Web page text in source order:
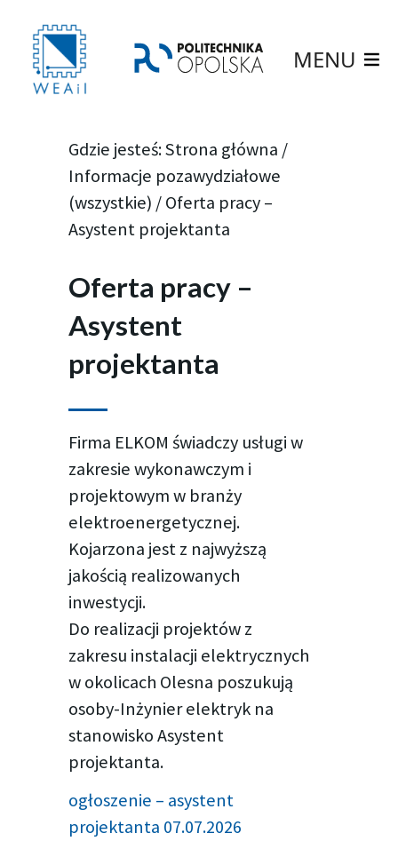
MENU
Gdzie jesteś:Strona główna /
Informacje pozawydziałowe
(wszystkie) /Oferta pracy –
Asystent projektanta
Oferta pracy –
Asystent
projektanta
Firma ELKOM świadczy usługi w
zakresie wykonawczym i
projektowym w branży
elektroenergetycznej.
Kojarzona jest z najwyższą
jakością realizowanych
inwestycji.
Do realizacji projektów z
zakresu instalacji elektrycznych
w okolicach Olesna poszukują
osoby-Inżynier elektryk na
stanowisko Asystent
projektanta.
ogłoszenie – asystent
projektanta 07.07.2026